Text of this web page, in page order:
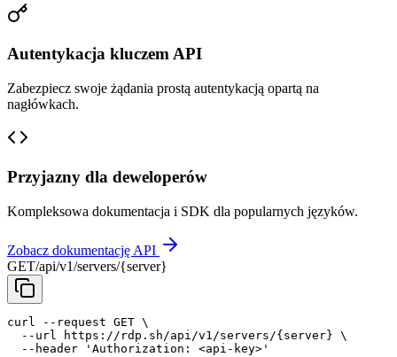
Autentykacja kluczem API
Zabezpiecz swoje żądania prostą autentykacją opartą na
nagłówkach.
Przyjazny dla deweloperów
Kompleksowa dokumentacja i SDK dla popularnych języków.
Zobacz dokumentację API
GET/api/v1/servers/{server}
curl --request GET \
--url
https://rdp.sh/api/v1/servers/{server} \
--header
'Authorization: <api-key>'